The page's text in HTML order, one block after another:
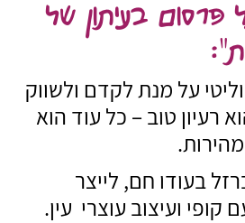
פרסום בעיתון של
על מנת לקדם ולשווק
רעיון טוב – כל עוד הוא
בעודו חם, לייצר
קופי ועיצוב עוצרי עין.